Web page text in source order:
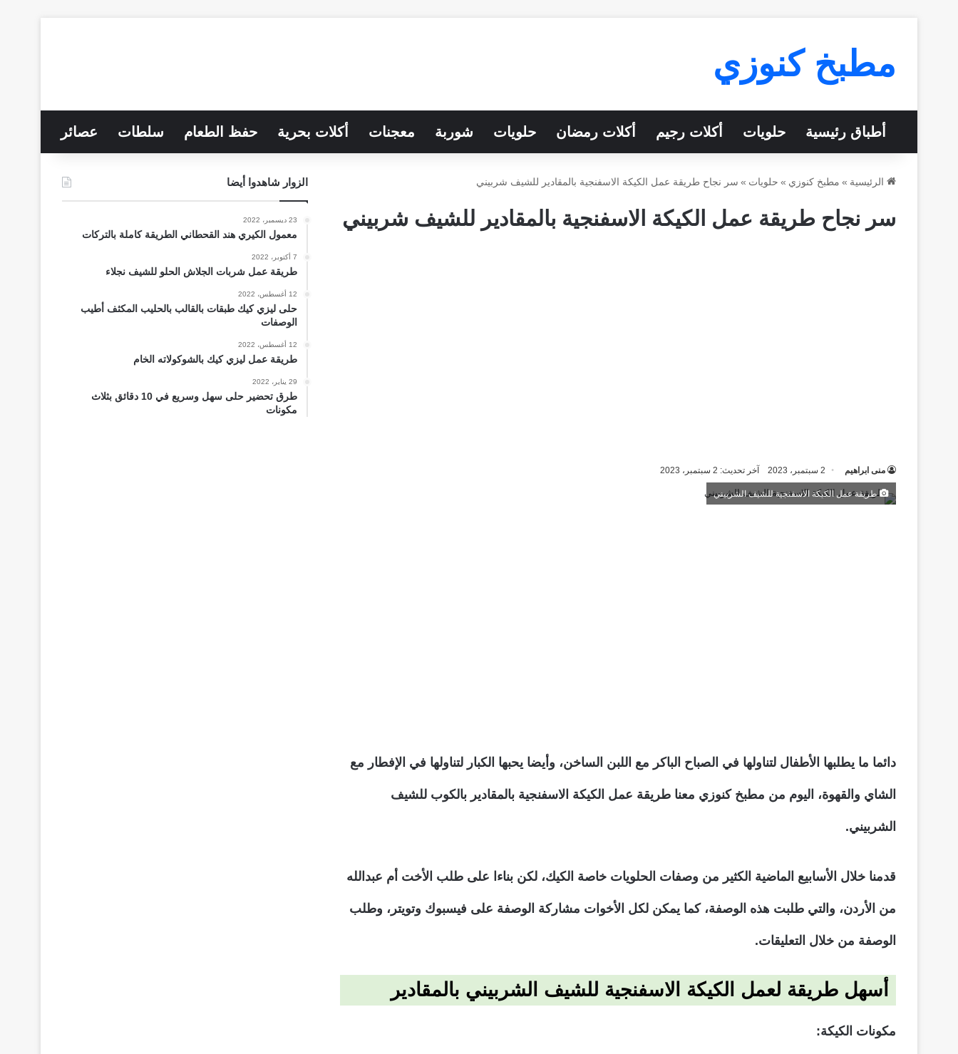
مطبخ كنوزي
أطباق رئيسية حلويات أكلات رجيم أكلات رمضان حلويات شوربة معجنات أكلات بحرية حفظ الطعام سلطات عصائر
الرئيسية » مطبخ كنوزي » حلويات » سر نجاح طريقة عمل الكيكة الاسفنجية بالمقادير للشيف شربيني
سر نجاح طريقة عمل الكيكة الاسفنجية بالمقادير للشيف شربيني
منى ابراهيم 2 سبتمبر، 2023 آخر تحديث: 2 سبتمبر، 2023
طريقة عمل الكيكة الاسفنجية للشيف الشربيني
دائما ما يطلبها الأطفال لتناولها في الصباح الباكر مع اللبن الساخن، وأيضا يحبها الكبار لتناولها في الإفطار مع
الشاي والقهوة، اليوم من مطبخ كنوزي معنا طريقة عمل الكيكة الاسفنجية بالمقادير بالكوب للشيف
الشربيني.
قدمنا خلال الأسابيع الماضية الكثير من وصفات الحلويات خاصة الكيك، لكن بناءا على طلب الأخت أم عبدالله
من الأردن، والتي طلبت هذه الوصفة، كما يمكن لكل الأخوات مشاركة الوصفة على فيسبوك وتويتر، وطلب
الوصفة من خلال التعليقات.
أسهل طريقة لعمل الكيكة الاسفنجية للشيف الشربيني بالمقادير
مكونات الكيكة:
الزوار شاهدوا أيضا
23 ديسمبر، 2022
معمول الكيري هند القحطاني الطريقة كاملة بالتركات
7 أكتوبر، 2022
طريقة عمل شربات الجلاش الحلو للشيف نجلاء
12 أغسطس، 2022
حلى ليزي كيك طبقات بالقالب بالحليب المكثف أطيب
الوصفات
12 أغسطس، 2022
طريقة عمل ليزي كيك بالشوكولاته الخام
29 يناير، 2022
طرق تحضير حلى سهل وسريع في 10 دقائق بثلاث
مكونات